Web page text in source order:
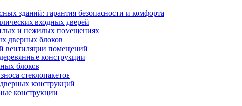
зданий: гарантия безопасности и комфорта
входных дверей
и нежилых помещениях
дверных блоков
вентиляции помещений
конструкции
блоков
стеклопакетов
конструкций
конструкции